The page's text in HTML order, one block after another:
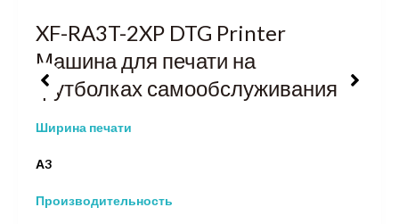
XF-RA3T-2XP DTG Printer
Машина для печати на
футболках самообслуживания
Ширина печати
А3
Производительность